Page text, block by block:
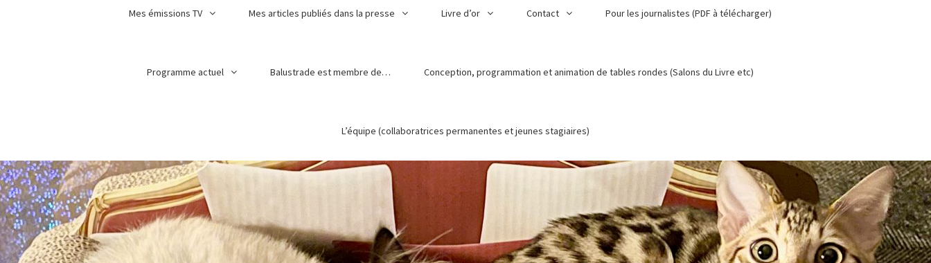
Mes émissions TV Mes articles publiés dans la presse Livre d’or Contact Pour les journalistes (PDF à télécharger)
Programme actuel Balustrade est membre de… Conception, programmation et animation de tables rondes (Salons du Livre etc)
L’équipe (collaboratrices permanentes et jeunes stagiaires)